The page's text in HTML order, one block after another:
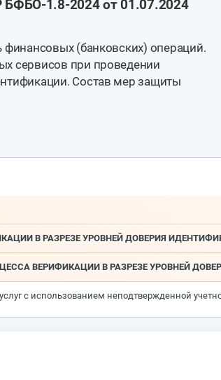
1.8-2024 от 01.07.2024
финансовых (банковских) операций.
сервисов при проведении
Состав мер защиты
В РАЗРЕЗЕ УРОВНЕЙ ДОВЕРИЯ
ВЕРИФИКАЦИИ В РАЗРЕЗЕ УРОВНЕЙ
с использованием неподтвержденной